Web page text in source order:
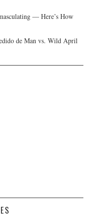
— Here’s How
de Man vs. Wild April